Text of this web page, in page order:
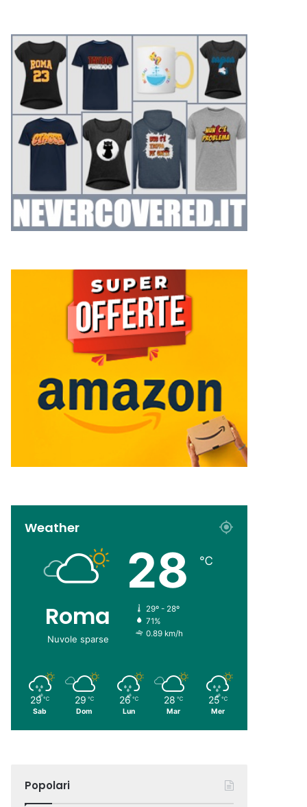
Weather
Roma
Nuvole sparse
28 ℃
29º - 28º
71%
0.89 km/h
29 ℃
Sab
29 ℃
Dom
26 ℃
Lun
28 ℃
Mar
25 ℃
Mer
Popolari